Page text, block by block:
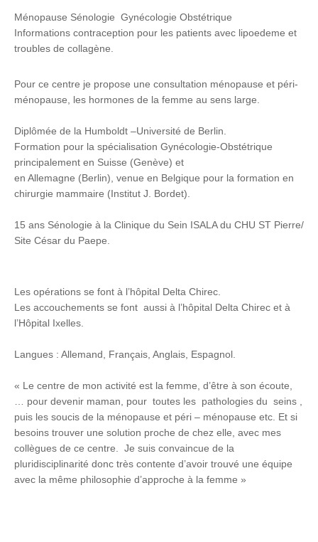
Ménopause Sénologie Gynécologie Obstétrique
Informations contraception pour les patients avec lipoedeme et
troubles de collagène.
Pour ce centre je propose une consultation ménopause et péri-
ménopause, les hormones de la femme au sens large.
Diplômée de la Humboldt –Université de Berlin.
Formation pour la spécialisation Gynécologie-Obstétrique
principalement en Suisse (Genève) et
en Allemagne (Berlin), venue en Belgique pour la formation en
chirurgie mammaire (Institut J. Bordet).
15 ans Sénologie à la Clinique du Sein ISALA du CHU ST Pierre/
Site César du Paepe.
Les opérations se font à l’hôpital Delta Chirec.
Les accouchements se font aussi à l’hôpital Delta Chirec et à
l’Hôpital Ixelles.
Langues : Allemand, Français, Anglais, Espagnol.
« Le centre de mon activité est la femme, d’être à son écoute,
… pour devenir maman, pour toutes les pathologies du seins ,
puis les soucis de la ménopause et péri – ménopause etc. Et si
besoins trouver une solution proche de chez elle, avec mes
collègues de ce centre. Je suis convaincue de la
pluridisciplinarité donc très contente d’avoir trouvé une équipe
avec la même philosophie d’approche à la femme »